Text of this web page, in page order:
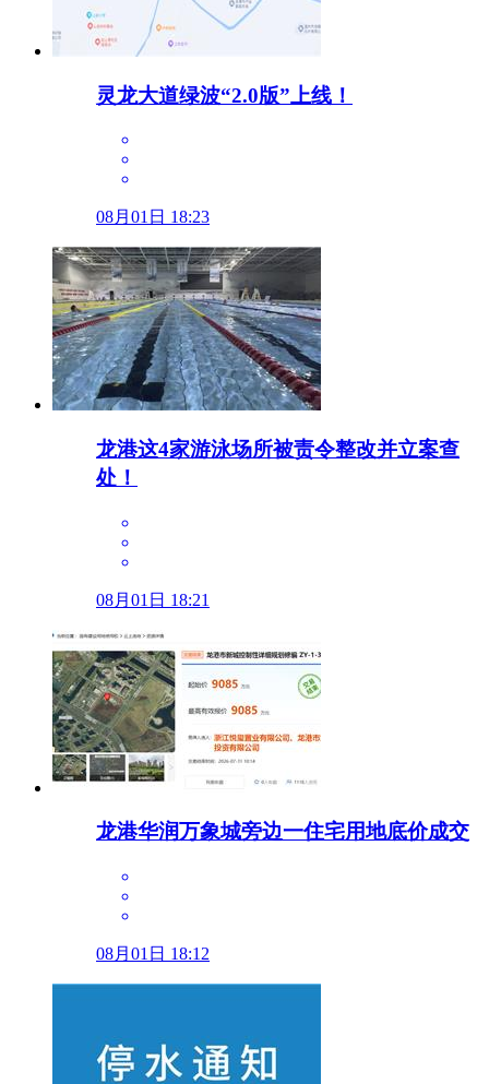
灵龙大道绿波“2.0版”上线！
08月01日 18:23
龙港这4家游泳场所被责令整改并立案查
处！
08月01日 18:21
龙港华润万象城旁边一住宅用地底价成交
08月01日 18:12